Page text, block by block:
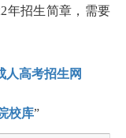
年招生简章，需要
人高考招生网
校库”